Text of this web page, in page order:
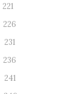
221
226
231
236
241